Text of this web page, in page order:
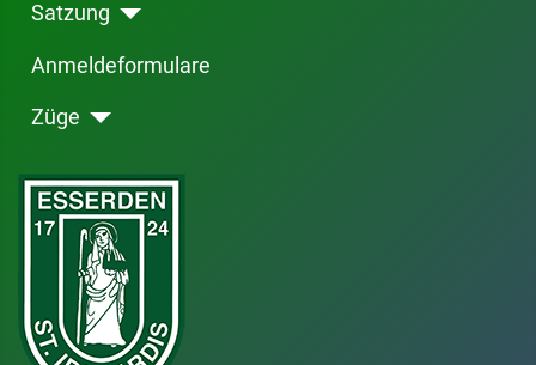
Satzung
Anmeldeformulare
Züge